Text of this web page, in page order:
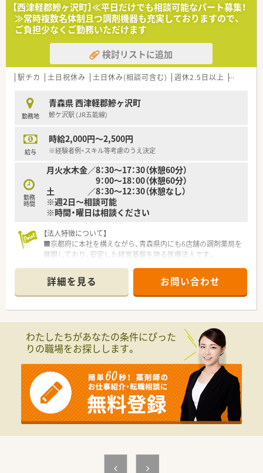
【西津軽郡鰺ヶ沢町】≪平日だけでも相談可能なパート募集！
≫常時複数名体制且つ調剤機器も充実しておりますので、
ご負担少なくご勤務いただけます
検討リストに追加
駅チカ 土日祝休み 土日休み(相談可含む) 週休2.5日以上 週32h以
勤務地
青森県 西津軽郡鰺ヶ沢町
鰺ケ沢駅 (JR五能線)
給与
時給2,000円～2,500円
※経験者例・スキル等考慮のうえ決定
勤務
時間
月火水木金／8：30～17：30（休憩60分）
9：00～18：00（休憩60分）
土 ／8：30～12：30（休憩なし）
※週2日～相談可能
※時間・曜日は相談ください
【法人特徴について】
■京都府に本社を構えながら、青森県内にも6店舗の調剤薬局を
展開しており、安定した経営基盤を誇る医療法人です。
い柔軟な対応と、患者様一人ひとりに寄り添う姿勢が特徴です。
■薬剤師の教育や福利厚生の充実に力を入れており、職員が長く
安心して働き続けられる環境づくりを常に追求しています。
■JR五能線の鰺ケ沢駅から徒歩13分ほどの場所に位置してお
り、お車での通勤も可能な利便性の高い環境が整っています。
■近隣の総合病院から内科や外科を含む多科目の処方箋を応需
しており、幅広い知識を習得することが可能です。
■薬剤師複数名体制で業務を分担しており、事務スタッフとの連
携も円滑で、一人ひとりの負担が少ない体制を構築しています。
【想定されるキャリアイメージ】
■総合科目に対応する調剤スキルを磨きながら、認定薬剤師の取
得支援制度を活用して、専門性をさらに高めていけます。
■在宅医療の現場で経験を積むことにより、これからの時代に求
■教育制度が充実しているため、将来的には店舗運営や後輩の育
成に携わる管理薬剤師へのステップアップも目指せます。
詳細を見る お問い合わせ
わたしたちがあなたの条件にぴった
りの職場をお探しします。